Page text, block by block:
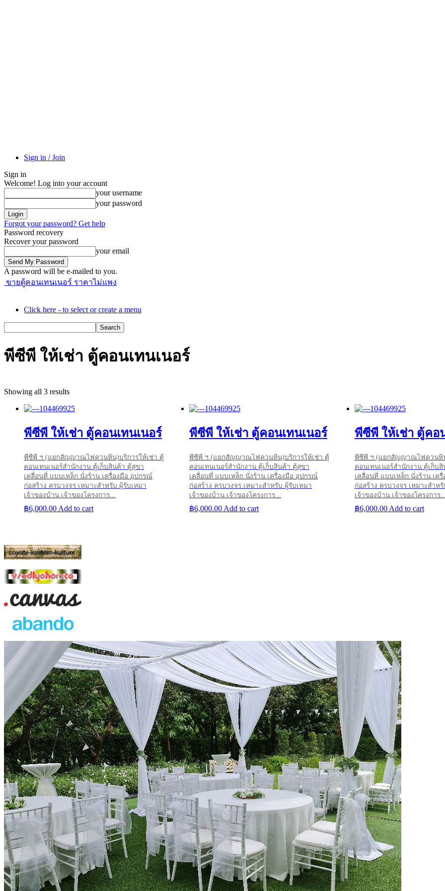
Sign in / Join
Sign in
Welcome! Log into your account
your username
your password
Forgot your password? Get help
Password recovery
Recover your password
your email
A password will be e-mailed to you.
ขายตู้คอนเทนเนอร์ ราคาไม่แพง
Click here - to select or create a menu
พีซีพี ให้เช่า ตู้คอนเทนเนอร์
Showing all 3 results
พีซีพี ให้เช่า ตู้คอนเทนเนอร์
พีซีพี ฯ (แยกสัญญาณไฟควนหิน)บริการให้เช่า ตู้
คอนเทนเนอร์สำนักงาน ตู้เก็บสินค้า ตู้สุขา
เคลื่อนที่ แบบเหล็ก นั่งร้าน เครื่องมือ อุปกรณ์
ก่อสร้าง ครบวงจร เหมาะสำหรับ ผู้รับเหมา
เจ้าของบ้าน เจ้าของโครงการ...
฿6,000.00 Add to cart
พีซีพี ให้เช่า ตู้คอนเทนเนอร์
พีซีพี ฯ (แยกสัญญาณไฟควนหิน)บริการให้เช่า ตู้
คอนเทนเนอร์สำนักงาน ตู้เก็บสินค้า ตู้สุขา
เคลื่อนที่ แบบเหล็ก นั่งร้าน เครื่องมือ อุปกรณ์
ก่อสร้าง ครบวงจร เหมาะสำหรับ ผู้รับเหมา
เจ้าของบ้าน เจ้าของโครงการ...
฿6,000.00 Add to cart
พีซีพี ให้เช่า ตู้คอ
พีซีพี ฯ (แยกสัญญาณไฟควนหิน
คอนเทนเนอร์สำนักงาน ตู้เก็บ
เคลื่อนที่ แบบเหล็ก นั่งร้าน เค
ก่อสร้าง ครบวงจร เหมาะสำห
เจ้าของบ้าน เจ้าของโครงการ...
฿6,000.00 Add to cart